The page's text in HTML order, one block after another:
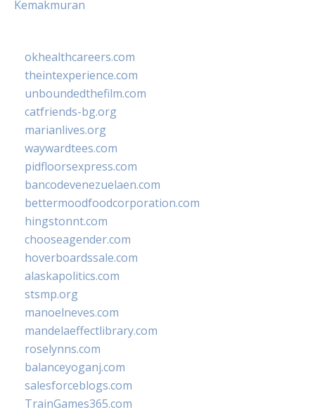
Kemakmuran
okhealthcareers.com
theintexperience.com
unboundedthefilm.com
catfriends-bg.org
marianlives.org
waywardtees.com
pidfloorsexpress.com
bancodevenezuelaen.com
bettermoodfoodcorporation.com
hingstonnt.com
chooseagender.com
hoverboardssale.com
alaskapolitics.com
stsmp.org
manoelneves.com
mandelaeffectlibrary.com
roselynns.com
balanceyoganj.com
salesforceblogs.com
TrainGames365.com